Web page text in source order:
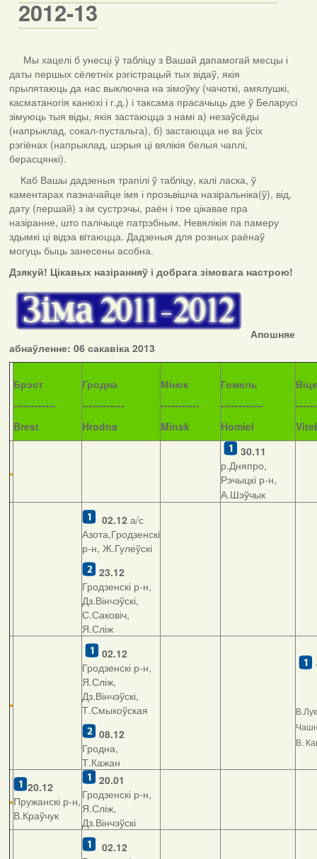
2012-13
Мы хацелі б унесці ў табліцу з Вашай дапамогай месцы і
даты першых сёлетніх рэгістрацый тых відаў, якія
прылятаюць да нас выключна на зімоўку (чачоткі, амялушкі,
касматаногія канюхі і г.д.) і таксама прасачыць дзе ў Беларусі
зімуюць тыя віды, якія застаюцца з намі а) незаўсёды
(напрыклад, сокал-пустальга), б) застаюцца не ва ўсіх
рэгіёнах (напрыклад, шэрыя ці вялікія белыя чаплі,
берасцянкі).
Каб Вашы дадзеныя трапілі ў табліцу, калі ласка, ў
каментарах пазначайце імя і прозьвішча назіральніка(ў), від,
дату (першай) з ім сустрэчы, раён і тое цікавае пра
назіранне, што палічыце патрэбным. Невялікія па памеру
здымкі ці відэа вітаюцца. Дадзеныя для розных раёнаў
могуць быць занесены асобна.
Дзякуй! Цікавых назіранняў і добрага зімовага настрою!
Апошняе
абнаўленне: 06 сакавіка 2013
Брэст
------------
Brest
Гродна
------------
Hrodna
Мінск
-----------
Minsk
Гомель
------------
Homiel
30.11
р.Дняпро,
Рэчыцкі р-н,
А.Шэўчык
02.12 а/с
Азота,Гродзенскі
р-н, Ж.Гулеўскі
23.12
Гродзенскі р-н,
Дз.Вінчэўскі,
С.Саковіч,
Я.Сліж
02.12
Гродзенскі р-н,
Я.Сліж,
Дз.Вінчэўскі,
Т.Смыкоўская
08.12
Гродна,
Т.Кажан
В.
20.12
Пружанскі р-н,
В.Краўчук
20.01
Гродзенскі р-н,
Я.Сліж,
Дз.Вінчэўскі
02.12